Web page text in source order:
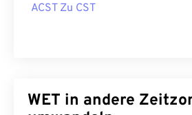
ACST Zu CST
WET in andere